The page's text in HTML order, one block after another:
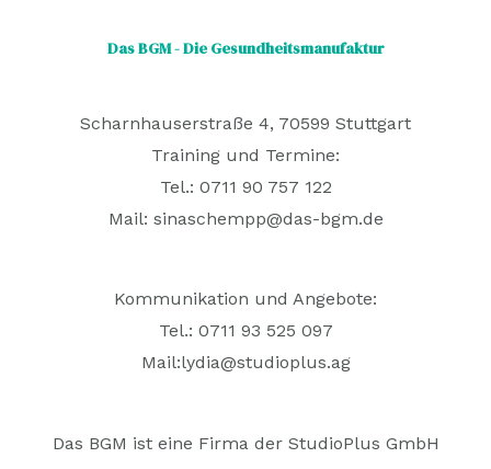
Das BGM - Die Gesundheitsmanufaktur
Scharnhauserstraße 4, 70599 Stuttgart
Training und Termine:
Tel.: 0711 90 757 122
Mail: sinaschempp@das-bgm.de
Kommunikation und Angebote:
Tel.: 0711 93 525 097
Mail:lydia@studioplus.ag
Das BGM ist eine Firma der StudioPlus GmbH